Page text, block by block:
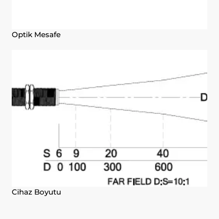
Optik Mesafe
Cihaz Boyutu
ziyaret ettiği her bir sayfada kullanıcı
etkinliğinin ölçülmesi ve reklamların kaç
kere görüntülendiğinin hesaplanmasını
sağlarlar. Bu tür çerezlerin amacı,
ziyaretçilerin ilgi alanlarına özelleştirilmiş
Aynı şekilde, ziyaretçilerin gezinmelerine
özel olarak ilgi alanlarının tespit edilmesini
ve uygun içeriklerin sunulmasını sağlarlar.
Örneğin, ziyaretçiye gösterilen reklamın
kısa süre içinde tekrar gösterilmesini
4.ÇEREZ TERCİHLERİ NASIL